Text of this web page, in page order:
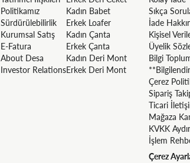
Politikamız
Sürdürülebilirlik
Kurumsal Satış
E-Fatura
About Desa
Investor Relations
Kadın Babet
Erkek Loafer
Kadın Çanta
Erkek Çanta
Kadın Deri Mont
Erkek Deri Mont
Sıkça
İade
Kişisel
Üyelik
Bilgi
Çerez
Sipariş
Ticari
Mağaza
KVKK
İşlem
Çerez